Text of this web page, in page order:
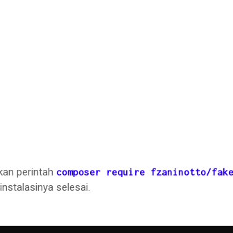
perintah composer require fzaninotto/
selesai.